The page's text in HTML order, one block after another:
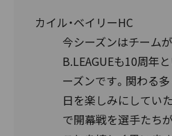
カイル・ベイリーHC
今シーズンはチーム
B.LEAGUEも10周年
ーズンです。関わる
日を楽しみにしてい
で開幕戦を選手たち